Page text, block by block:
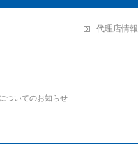
ついてのお知らせ
代理店情報